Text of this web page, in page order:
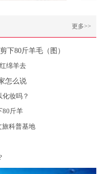
更多>>
绵羊去
妆吗？
80斤羊
旅科普基地